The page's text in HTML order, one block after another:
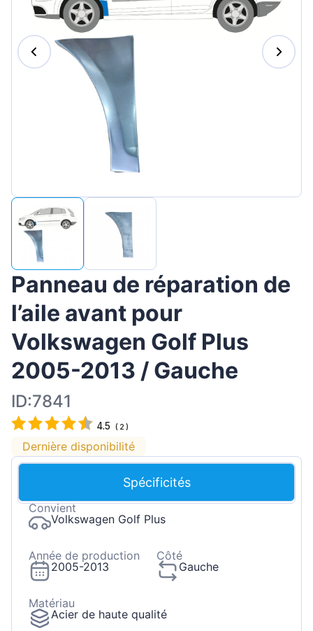
Magyar
Panneau de réparation de
l’aile avant pour
Volkswagen Golf Plus
2005-2013 / Gauche
ID:7841
4.5 ( 2 )
Dernière disponibilité
Spécificités
Convient
Volkswagen Golf Plus
Année de production
2005-2013
Côté
Gauche
Matériau
Acier de haute qualité